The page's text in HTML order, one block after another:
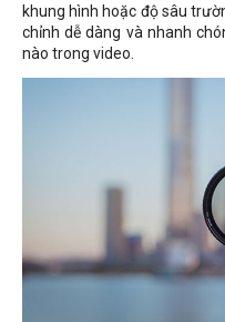
khung hình hoặc độ sâu
chỉnh dễ dàng và nhanh
nào trong video.